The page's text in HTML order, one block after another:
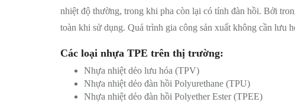
nhiệt độ thường, trong khi pha còn lại có tính đàn hồi. Bởi
toàn khi sử dụng. Quá trình gia công sản xuất không cần lưu
Các loại nhựa TPE trên thị trường:
Nhựa nhiệt dẻo lưu hóa (TPV)
Nhựa nhiệt dẻo đàn hồi Polyurethane (TPU)
Nhựa nhiệt dẻo đàn hồi Polyether Ester (TPEE)